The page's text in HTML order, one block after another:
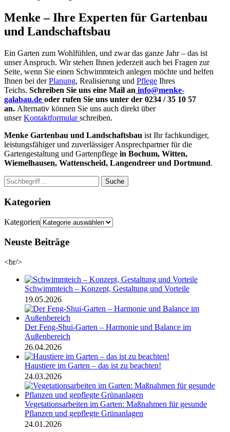
Menke – Ihre Experten für Gartenbau
und Landschaftsbau
Ein Garten zum Wohlfühlen, und zwar das ganze Jahr – das ist
unser Anspruch. Wir stehen Ihnen jederzeit auch bei Fragen zur
Seite, wenn Sie einen Schwimmteich anlegen möchte und helfen
Ihnen bei derPlanung, Realisierung und Pflege Ihres
Teichs. Schreiben Sie uns eine Mail an info@menke-
galabau.de oder rufen Sie uns unter der 0234 / 35 10 57
an. Alternativ können Sie uns auch direkt über
unserKontaktformularschreiben.
Menke Gartenbau und Landschaftsbau ist Ihr fachkundiger,
leistungsfähiger und zuverlässiger Ansprechpartner für die
Gartengestaltung und Gartenpflege in Bochum, Witten,
Wiemelhausen, Wattenscheid, Langendreer und Dortmund.
Suche
Kategorien
Kategorien
Neuste Beiträge
<br/>
Schwimmteich – Konzept, Gestaltung und Vorteile
19.05.2026
Der Feng-Shui-Garten – Harmonie und Balance im
Außenbereich
26.04.2026
Haustiere im Garten – das ist zu beachten!
24.03.2026
Vegetationsarbeiten im Garten: Maßnahmen für gesunde
Pflanzen und gepflegte Grünanlagen
24.01.2026